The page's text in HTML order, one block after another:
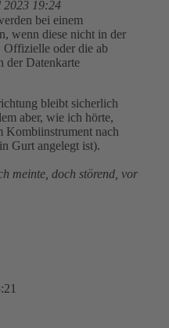
2023 19:24
bei einem
wenn diese nicht in der
Offizielle oder die ab
der Datenkarte
bleibt sicherlich
aber, wie ich hörte,
Kombiinstrument nach
Gurt angelegt ist).
meinte, doch störend, vor